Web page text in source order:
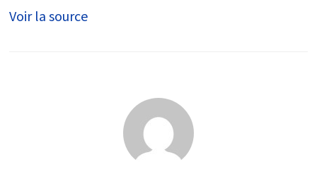
Voir la source